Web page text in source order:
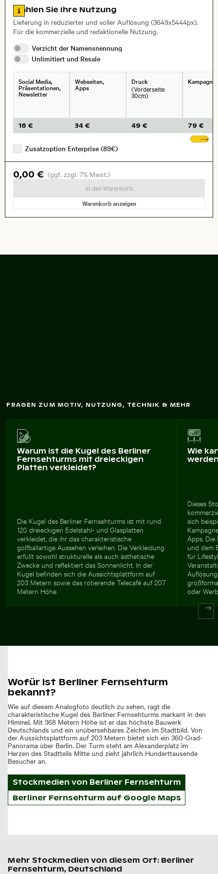
, Objektiv
Zu den Lizenzinformationen springen
Wählen Sie Ihre Nutzung
Lieferung in reduzierter und voller Auflösung (3649x5444px).
Für die kommerzielle und redaktionelle Nutzung.
Verzicht der Namensnennung
Unlimitiert und Resale
Social Media,
Präsentationen,
Newsletter
16 €
Webseiten,
Apps
34 €
Druck
(Vorderseite:
30cm)
49 € 79 €
Zusatzoption Enterprise (89€)
0,00 € (ggf. zzgl. 7% Mwst.)
In den Warenkorb
Warenkorb anzeigen
FRAGEN ZUM MOTIV, NUTZUNG, TECHNIK & MEHR
Warum ist die Kugel des Berliner
Fernsehturms mit dreieckigen
Platten verkleidet?
Die Kugel des Berliner Fernsehturms ist mit rund
120 dreieckigen Edelstahl- und Glasplatten
verkleidet, die ihr das charakteristische
golfballartige Aussehen verleihen. Die Verkleidung
erfüllt sowohl strukturelle als auch ästhetische
Zwecke und reflektiert das Sonnenlicht. In der
Kugel befinden sich die Aussichtsplattform auf
203 Metern sowie das rotierende Telecafé auf 207
Metern Höhe.
Wie
Dieses
sich
Apps.
und dem
für
oder
Wofür ist Berliner Fernsehturm
bekannt?
Wie auf diesem Analogfoto deutlich zu sehen, ragt die
charakteristische Kugel des Berliner Fernsehturms markant in den
Himmel. Mit 368 Metern Höhe ist er das höchste Bauwerk
Deutschlands und ein unübersehbares Zeichen im Stadtbild. Von
der Aussichtsplattform auf 203 Metern bietet sich ein 360-Grad-
Panorama über Berlin. Der Turm steht am Alexanderplatz im
Herzen des Stadtteils Mitte und zieht jährlich Hunderttausende
Besucher an.
Stockmedien von Berliner Fernsehturm
Berliner Fernsehturm auf Google Maps
Mehr Stockmedien von diesem Ort: Berliner
Fernsehturm, Deutschland